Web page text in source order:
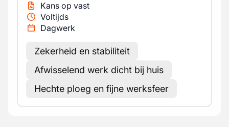
Kans op vast
Voltijds
Dagwerk
Zekerheid en stabiliteit
Afwisselend werk dicht bij huis
Hechte ploeg en fijne werksfeer